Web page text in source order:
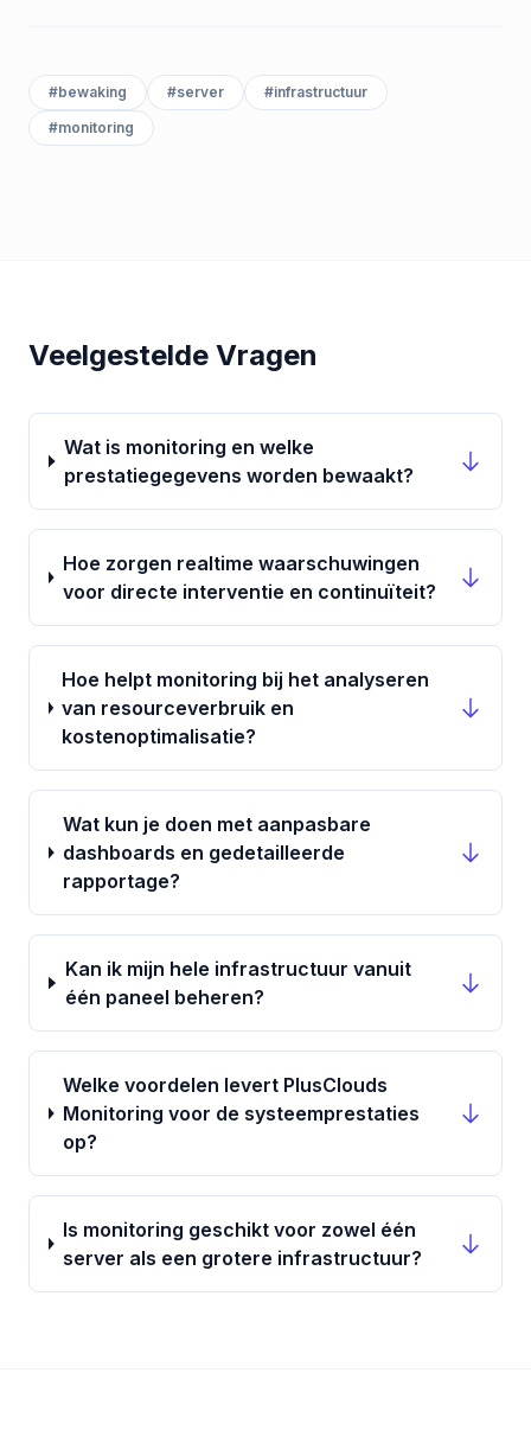
#bewaking #server #infrastructuur
#monitoring
Veelgestelde Vragen
Wat is monitoring en welke
prestatiegegevens worden bewaakt?
Hoe zorgen realtime waarschuwingen
voor directe interventie en continuïteit?
Hoe helpt monitoring bij het analyseren
van resourceverbruik en
kostenoptimalisatie?
Wat kun je doen met aanpasbare
dashboards en gedetailleerde
rapportage?
Kan ik mijn hele infrastructuur vanuit
één paneel beheren?
Welke voordelen levert PlusClouds
Monitoring voor de systeemprestaties
op?
Is monitoring geschikt voor zowel één
server als een grotere infrastructuur?